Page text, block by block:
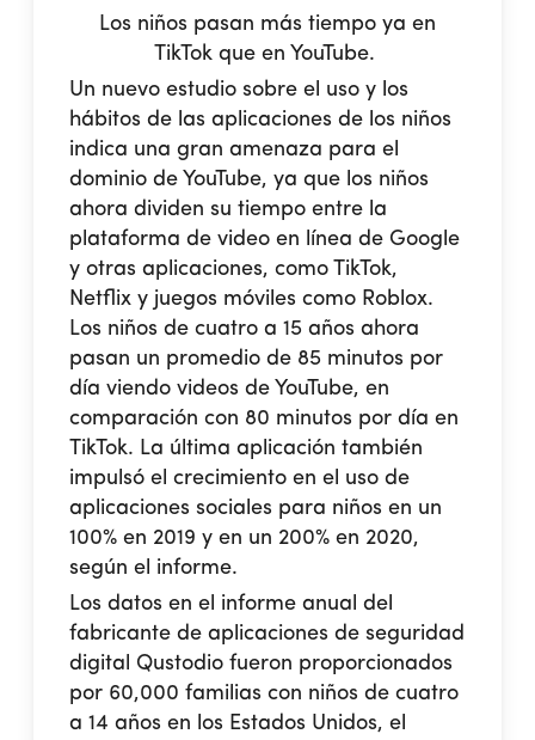
Los niños pasan más tiempo ya en
TikTok que en YouTube.
Un nuevo estudio sobre el uso y los
hábitos de las aplicaciones de los niños
indica una gran amenaza para el
dominio de YouTube, ya que los niños
ahora dividen su tiempo entre la
plataforma de video en línea de Google
y otras aplicaciones, como TikTok,
Netflix y juegos móviles como Roblox.
Los niños de cuatro a 15 años ahora
pasan un promedio de 85 minutos por
día viendo videos de YouTube, en
comparación con 80 minutos por día en
TikTok. La última aplicación también
impulsó el crecimiento en el uso de
aplicaciones sociales para niños en un
100% en 2019 y en un 200% en 2020,
según el informe.
Los datos en el informe anual del
fabricante de aplicaciones de seguridad
digital Qustodio fueron proporcionados
por 60,000 familias con niños de cuatro
a 14 años en los Estados Unidos, el